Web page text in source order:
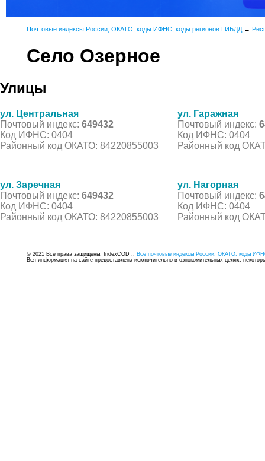
Почтовые индексы России, ОКАТО, коды ИФНС, коды регионов ГИБДД →
Село Озерное
Улицы
ул. Центральная
Почтовый индекс: 649432
Код ИФНС: 0404
Районный код ОКАТО: 84220855003
ул. Гаражная
Почтовый индекс:
Код ИФНС: 0404
Районный код
ул. Заречная
Почтовый индекс: 649432
Код ИФНС: 0404
Районный код ОКАТО: 84220855003
ул. Нагорная
Почтовый индекс:
Код ИФНС: 0404
Районный код
© 2021 Все права защищены. IndexCOD :: Все почтовые индексы России, ОКАТО, коды
Вся информация на сайте предоставлена исключительно в ознокомительных целях,